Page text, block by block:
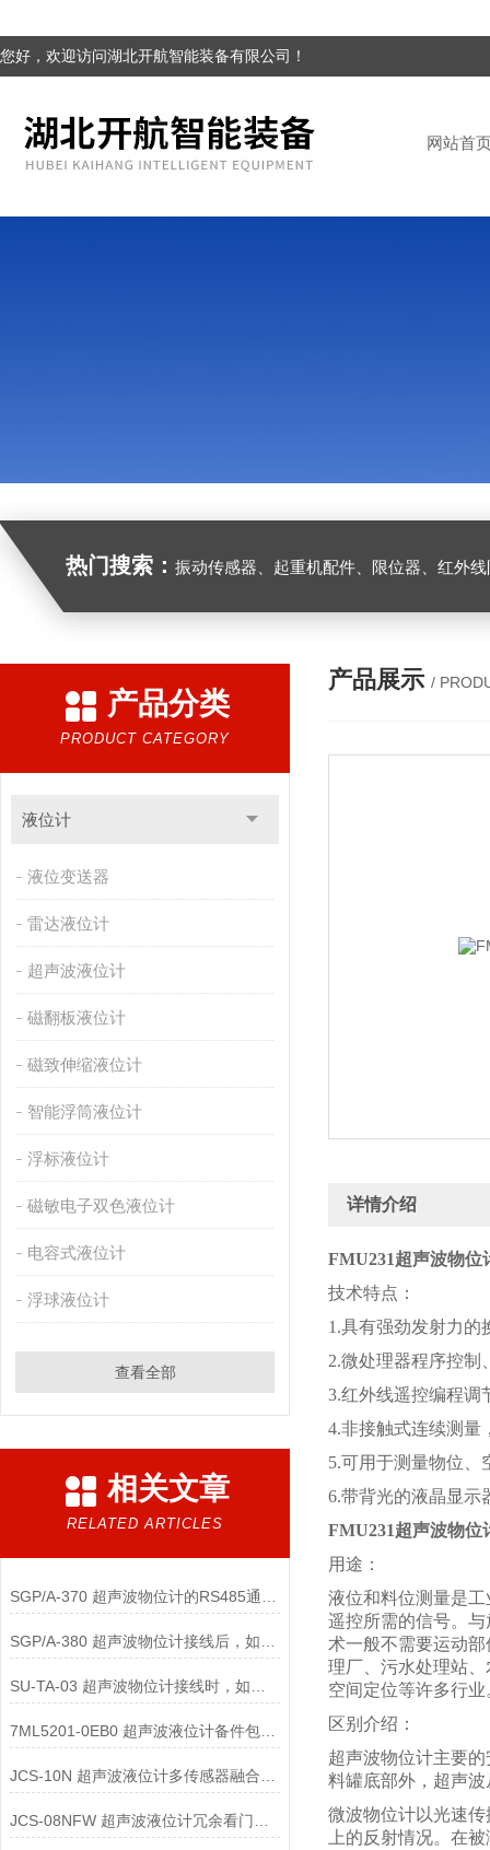
您好，欢迎访问湖北开航智能装备有限公司！
网站首
热门搜索： 振动传感器、起重机配件、限位器、红外线防撞器
产品分类
PRODUCT CATEGORY
液位计
液位变送器
雷达液位计
超声波液位计
磁翻板液位计
磁致伸缩液位计
智能浮筒液位计
浮标液位计
磁敏电子双色液位计
电容式液位计
浮球液位计
查看全部
相关文章
RELATED ARTICLES
7ML5201-0EB0 超声波液位计备件包与维护工具包：现场应急的保障体系
产品展示 /
详情介绍
FMU231超声波物位
技术特点：
1.具有强劲发射力的
2.微处理器程序控制
3.红外线遥控编程调
4.非接触式连续测量
5.可用于测量物位、
6.带背光的液晶显示
FMU231超声波物位
用途：
液位和料位测量是
遥控所需的信号。
术一般不需要运动
理厂、污水处理站
空间定位等许多行业
区别介绍：
超声波物位计主要
料罐底部外，超声
微波物位计以光速
上的反射情况。在